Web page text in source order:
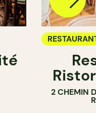
2 CHEMIN